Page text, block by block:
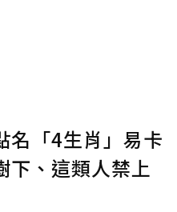
名「4生肖」易卡
下、這類人禁上